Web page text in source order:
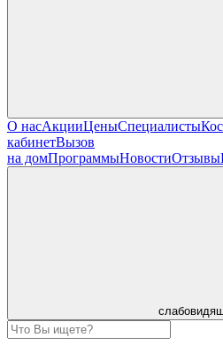
О насАкцииЦеныСпециалисты
кабинетВызов
на домПрограммыНовостиОтзывы